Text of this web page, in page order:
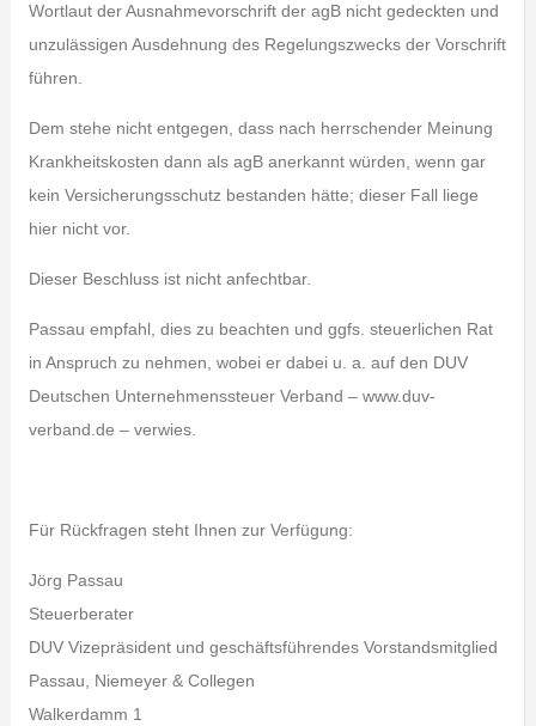
Wortlaut der Ausnahmevorschrift der agB nicht gedeckten und
unzulässigen Ausdehnung des Regelungszwecks der Vorschrift
führen.
Dem stehe nicht entgegen, dass nach herrschender Meinung
Krankheitskosten dann als agB anerkannt würden, wenn gar
kein Versicherungsschutz bestanden hätte; dieser Fall liege
hier nicht vor.
Dieser Beschluss ist nicht anfechtbar.
Passau empfahl, dies zu beachten und ggfs. steuerlichen Rat
in Anspruch zu nehmen, wobei er dabei u. a. auf den DUV
Deutschen Unternehmenssteuer Verband – www.duv-
verband.de – verwies.
Für Rückfragen steht Ihnen zur Verfügung:
Jörg Passau
Steuerberater
DUV Vizepräsident und geschäftsführendes Vorstandsmitglied
Passau, Niemeyer & Collegen
Walkerdamm 1